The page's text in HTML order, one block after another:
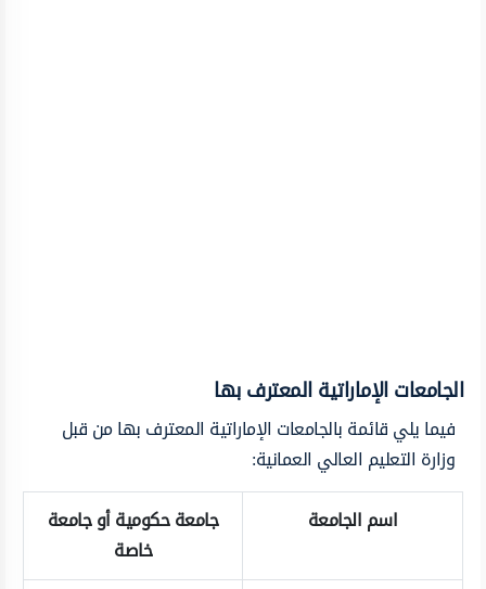
الجامعات الإماراتية المعترف بها
فيما يلي قائمة بالجامعات الإماراتية المعترف بها من قبل
وزارة التعليم العالي العمانية:
اسم الجامعة
جامعة حكومية أو جامعة
خاصة